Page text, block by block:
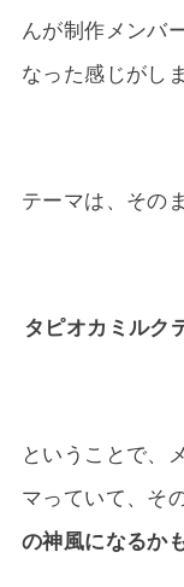
んが制作メンバ
なった感じがし
テーマは、その
タピオカミルク
ということで、
マっていて、そ
の神風になるか